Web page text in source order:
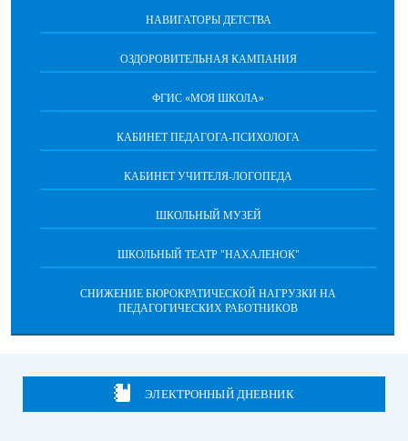
НАВИГАТОРЫ ДЕТСТВА
ОЗДОРОВИТЕЛЬНАЯ КАМПАНИЯ
ФГИС «МОЯ ШКОЛА»
КАБИНЕТ ПЕДАГОГА-ПСИХОЛОГА
КАБИНЕТ УЧИТЕЛЯ-ЛОГОПЕДА
ШКОЛЬНЫЙ МУЗЕЙ
ШКОЛЬНЫЙ ТЕАТР "НАХАЛЕНОК"
СНИЖЕНИЕ БЮРОКРАТИЧЕСКОЙ НАГРУЗКИ НА
ПЕДАГОГИЧЕСКИХ РАБОТНИКОВ
ЭЛЕКТРОННЫЙ ДНЕВНИК